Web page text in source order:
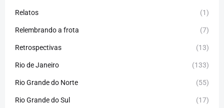
Relatos (1)
Relembrando a frota (7)
Retrospectivas (13)
Rio de Janeiro (133)
Rio Grande do Norte (55)
Rio Grande do Sul (17)